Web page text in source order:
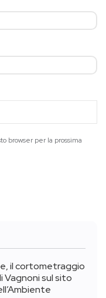
browser per la prossima
il cortometraggio
Vagnoni sul sito